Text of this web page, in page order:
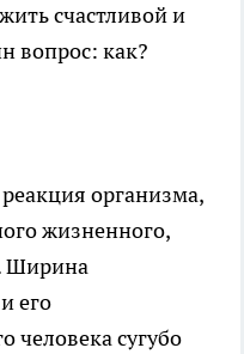
счастливой и
вопрос: как?
организма,
жизненного,
Ширина
его
человека сугубо